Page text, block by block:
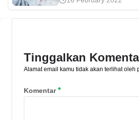
emas untuk nasabah
Tinggalkan
Alamat email kamu tidak akan terlihat oleh
Komentar*